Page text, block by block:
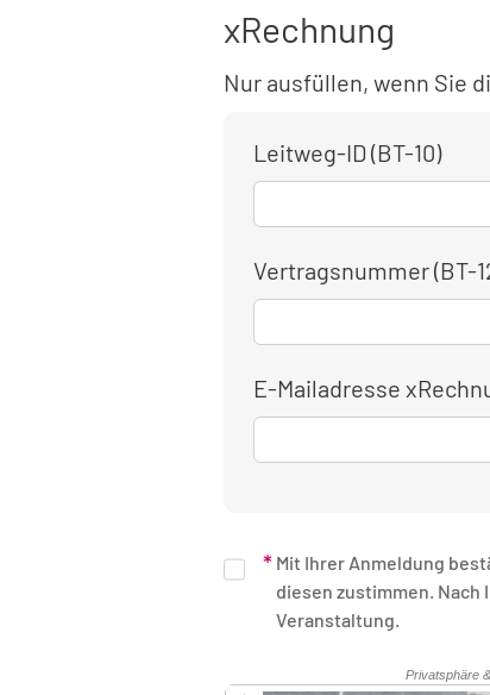
xRechnung
Nur ausfüllen, wenn Sie
Leitweg-ID (BT-10)
Vertragsnummer (BT-
E-Mailadresse
Mit Ihrer Anmeldung
diesen zustimmen. Nach Ihrer Anmeldung erhalten Sie eine schriftliche Bestätigung. Unsere Rechnung erhalten Sie nach Ende der
Veranstaltung.